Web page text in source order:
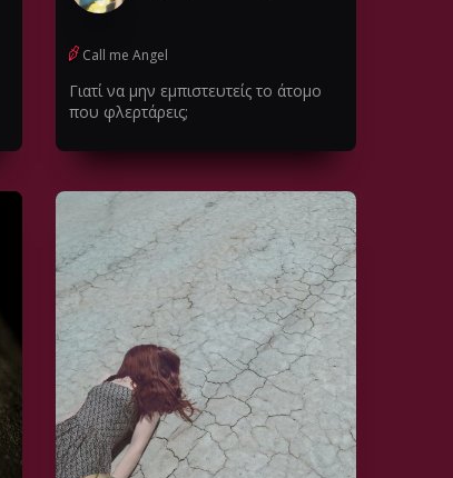
Call me Angel
Γιατί να μην εμπιστευτείς το άτομο
που φλερτάρεις;